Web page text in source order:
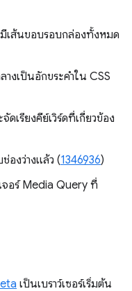
เส้นขอบรอบกล่องทั้งหมด
างเป็นอักขระคำใน CSS
เรียงคีย์เวิร์ดที่เกี่ยวข้อง
องว่างแล้ว (1346936)
จอร์ Media Query ที่
เป็นเบราว์เซอร์เริ่มต้น